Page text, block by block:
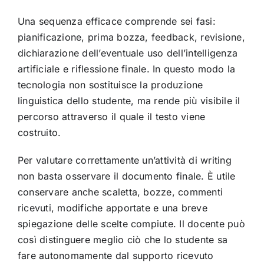
Una sequenza efficace comprende sei fasi:
pianificazione, prima bozza, feedback, revisione,
dichiarazione dell’eventuale uso dell’intelligenza
artificiale e riflessione finale. In questo modo la
tecnologia non sostituisce la produzione
linguistica dello studente, ma rende più visibile il
percorso attraverso il quale il testo viene
costruito.
Per valutare correttamente un’attività di writing
non basta osservare il documento finale. È utile
conservare anche scaletta, bozze, commenti
ricevuti, modifiche apportate e una breve
spiegazione delle scelte compiute. Il docente può
così distinguere meglio ciò che lo studente sa
fare autonomamente dal supporto ricevuto